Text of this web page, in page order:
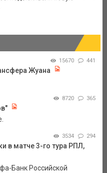
15670 441
Жуана
8720 365
3534 294
в матче 3-го тура РПЛ,
Банк Российской